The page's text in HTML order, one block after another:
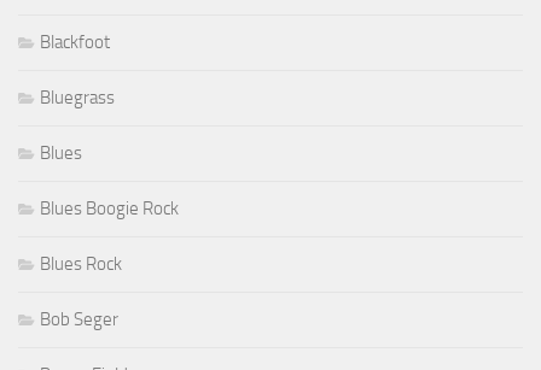
Blackfoot
Bluegrass
Blues
Blues Boogie Rock
Blues Rock
Bob Seger